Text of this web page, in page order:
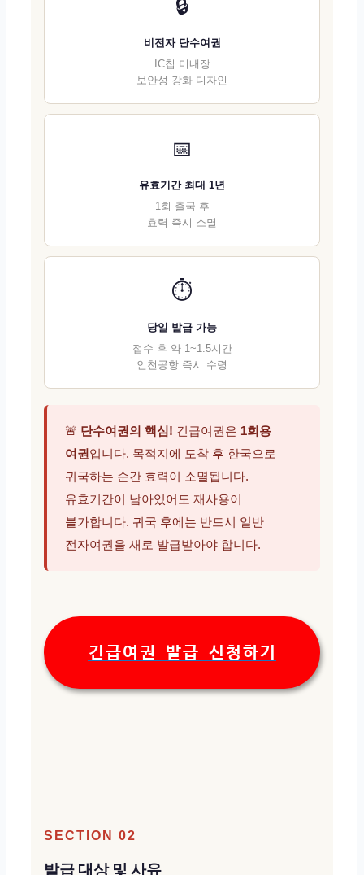
🔒
비전자 단수여권
IC칩 미내장
보안성 강화 디자인
📅
유효기간 최대 1년
1회 출국 후
효력 즉시 소멸
⏱️
당일 발급 가능
접수 후 약 1~1.5시간
인천공항 즉시 수령
🚨 단수여권의 핵심! 긴급여권은 1회용
여권입니다. 목적지에 도착 후 한국으로
귀국하는 순간 효력이 소멸됩니다.
유효기간이 남아있어도 재사용이
불가합니다. 귀국 후에는 반드시 일반
전자여권을 새로 발급받아야 합니다.
긴급여권 발급 신청하기
SECTION 02
발급 대상 및 사유